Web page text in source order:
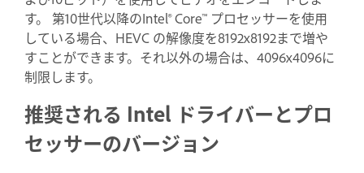
す。 第10世代以降のIntel® Core™ プロセッサーを使用
している場合、HEVC の解像度を8192x8192まで増や
すことができます。それ以外の場合は、4096x4096に
制限します。
推奨される Intel ドライバーとプロ
セッサーのバージョン